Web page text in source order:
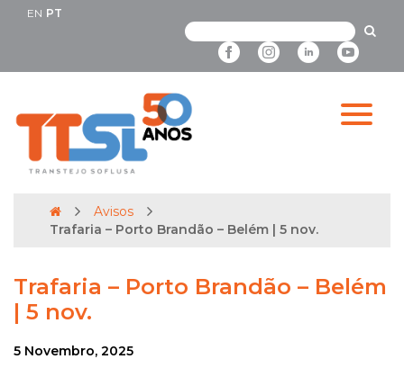
EN PT
Avisos
Trafaria – Porto Brandão – Belém | 5 nov.
Trafaria – Porto Brandão – Belém
| 5 nov.
5 Novembro, 2025